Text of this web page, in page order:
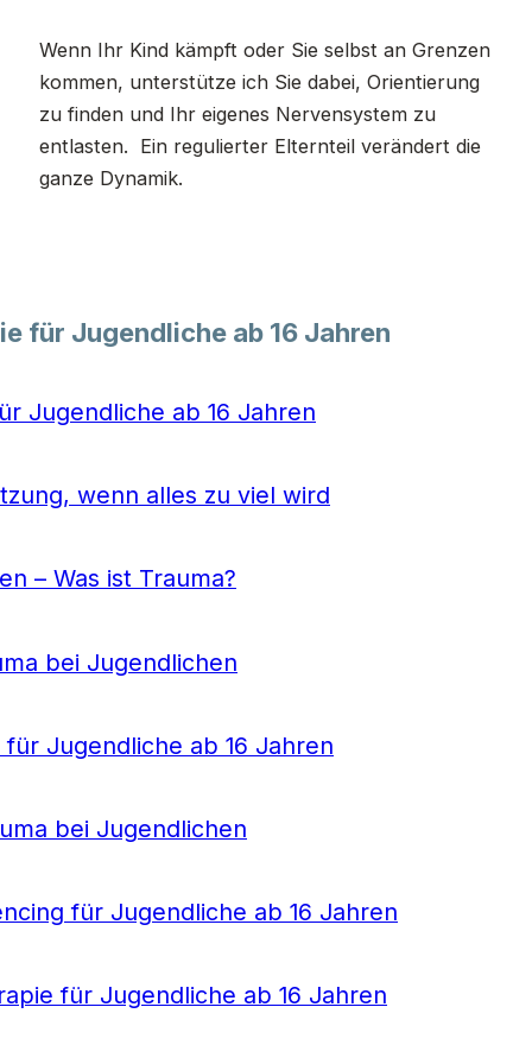
Wenn Ihr Kind kämpft oder Sie selbst an Grenzen
kommen, unterstütze ich Sie dabei, Orientierung
zu finden und Ihr eigenes Nervensystem zu
entlasten. Ein regulierter Elternteil verändert die
ganze Dynamik.
für Jugendliche ab 16 Jahren
Jugendliche ab 16 Jahren
wenn alles zu viel wird
– Was ist Trauma?
bei Jugendlichen
Jugendliche ab 16 Jahren
bei Jugendlichen
für Jugendliche ab 16 Jahren
für Jugendliche ab 16 Jahren